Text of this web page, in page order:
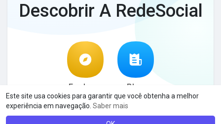
Este site usa cookies para garantir que você obtenha a melhor
experiência em navegação. Saber mais
Descobrir A RedeSocial
Explorar Blog
· · ·